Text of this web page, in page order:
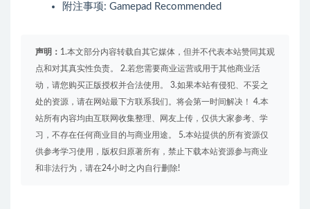
附注事项: Gamepad Recommended
声明： 1.本文部分内容转载自其它媒体，但并不代表本站赞同其观
点和对其真实性负责。 2.若您需要商业运营或用于其他商业活
动，请您购买正版授权并合法使用。 3.如果本站有侵犯、不妥之
处的资源，请在网站最下方联系我们。将会第一时间解决！ 4.本
站所有内容均由互联网收集整理、网友上传，仅供大家参考、学
习，不存在任何商业目的与商业用途。 5.本站提供的所有资源仅
供参考学习使用，版权归原著所有，禁止下载本站资源参与商业
和非法行为，请在24小时之内自行删除!